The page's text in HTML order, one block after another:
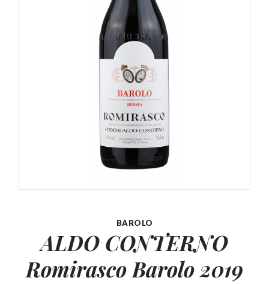
BAROLO
ALDO CONTERNO
RomirascoBarolo 2019